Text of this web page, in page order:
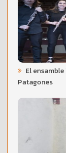
El
Patagones